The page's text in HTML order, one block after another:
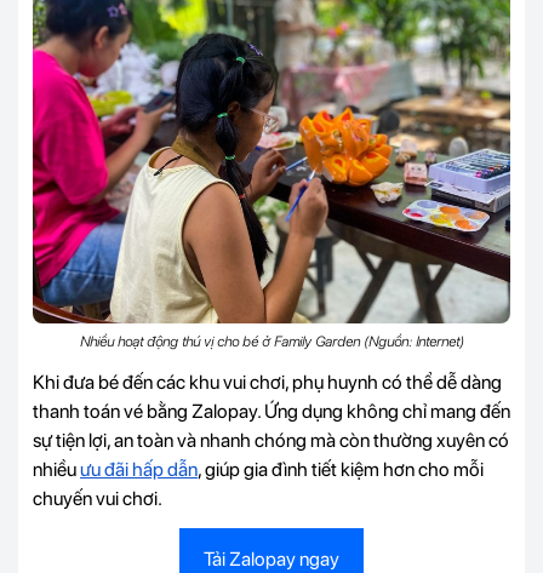
Nhiều hoạt động thú vị cho bé ở Family Garden (Nguồn: Internet)
Khi đưa bé đến các khu vui chơi, phụ huynh có thể dễ dàng
thanh toán vé bằng Zalopay. Ứng dụng không chỉ mang đến
sự tiện lợi, an toàn và nhanh chóng mà còn thường xuyên có
nhiềuưu đãi hấp dẫn, giúp gia đình tiết kiệm hơn cho mỗi
chuyến vui chơi.
Tải Zalopay ngay